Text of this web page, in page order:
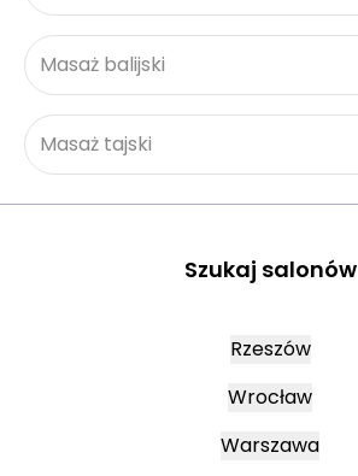
Masaż balijski
Masaż tajski
Szukaj salonów
Rzeszów
Wrocław
Warszawa